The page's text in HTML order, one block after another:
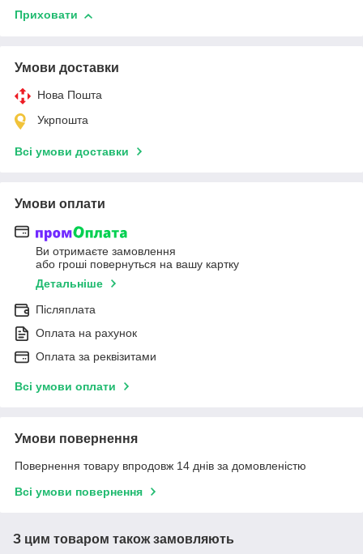
Приховати
Умови доставки
Нова Пошта
Укрпошта
Всі умови доставки
Умови оплати
Ви отримаєте замовлення
або гроші повернуться на вашу картку
Детальніше
Післяплата
Оплата на рахунок
Оплата за реквізитами
Всі умови оплати
Умови повернення
Повернення товару впродовж 14 днів за домовленістю
Всі умови повернення
З цим товаром також замовляють